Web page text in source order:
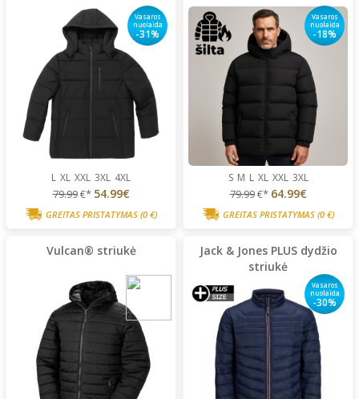
Vasaros
nuolaida
-31%
L XL XXL 3XL 4XL
79.99€* 54.99€
GREITAS PRISTATYMAS (0 €)
Vasaros
nuolaida
-18%
S M L XL XXL 3XL
79.99€* 64.99€
GREITAS PRISTATYMAS (0 €)
Vulcan® striukė
Jack & Jones PLUS dydžio
striukė
Vasaros
nuolaida
-30%